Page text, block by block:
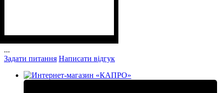
...
Задати питання Написати відгук